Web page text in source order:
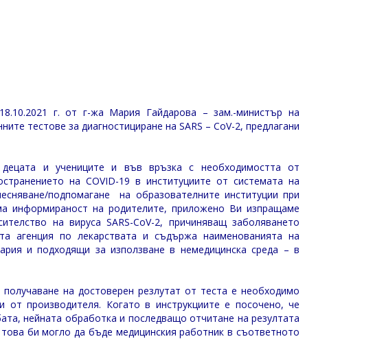
г. от г-жа Мария Гайдарова – зам.-министър на
тестове за диагностициране на SARS – CoV-2, предлагани
и учениците и във връзка с необходимостта от
на COVID-19 в институциите от системата на
подпомагане на образователните институции при
информираност на родителите, приложено Ви изпращаме
на вируса SARS-CoV-2, причиняващ заболяването
агенция по лекарствата и съдържа наименованията на
и подходящи за използване в немедицинска среда – в
на достоверен резлутат от теста е необходимо
от производителя. Когато в инструкциите е посочено, че
нейната обработка и последващо отчитане на резултата
би могло да бъде медицинския работник в съответното